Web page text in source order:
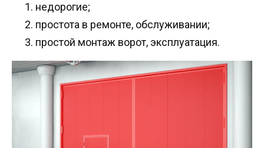
недорогие;
простота в ремонте, обслуживании;
простой монтаж ворот, эксплуатация.